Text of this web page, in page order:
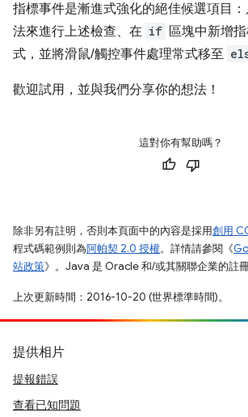
指標事件是漸進式強化的絕佳候選項目
法來進行上述檢查、在 if 區塊中新增
式，並將滑鼠/觸控事件處理常式移至
歡迎試用，並與我們分享你的想法！
這對你有幫助嗎？
除非另有註明，否則本頁面中的內容是採用創用
程式碼範例則為阿帕契 2.0 授權。詳情請參閱《
站政策》。Java 是 Oracle 和/或其關聯企業的註冊
上次更新時間：2016-10-20 (世界標準時間)。
提供相片
提報錯誤
查看已知問題